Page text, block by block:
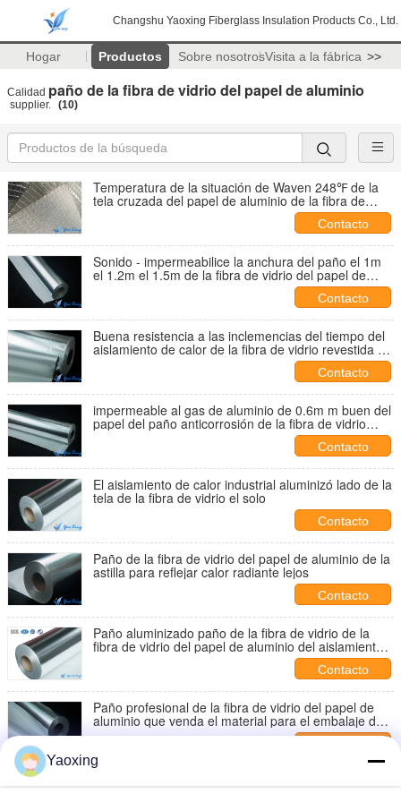
Changshu Yaoxing Fiberglass Insulation Products Co., Ltd.
Hogar Productos Sobre nosotrosVisita a la fábrica >>
Calidad paño de la fibra de vidrio del papel de aluminio
supplier. (10)
Temperatura de la situación de Waven 248℉ de la
tela cruzada del papel de aluminio de la fibra de
vidrio de la prenda impermeable del aislamiento
Contacto
Sonido - impermeabilice la anchura del paño el 1m
el 1.2m el 1.5m de la fibra de vidrio del papel de
Contacto
Buena resistencia a las inclemencias del tiempo del
aislamiento de calor de la fibra de vidrio revestida de
Contacto
impermeable al gas de aluminio de 0.6m m buen del
papel del paño anticorrosión de la fibra de vidrio
Contacto
El aislamiento de calor industrial aluminizó lado de la
tela de la fibra de vidrio el solo
Contacto
Paño de la fibra de vidrio del papel de aluminio de la
astilla para reflejar calor radiante lejos
Contacto
Paño aluminizado paño de la fibra de vidrio de la
fibra de vidrio del papel de aluminio del aislamiento
Contacto
Paño profesional de la fibra de vidrio del papel de
aluminio que venda el material para el embalaje del
equipo
El paño de aluminio comercial 0.2m m de la fibra de
Yaoxing